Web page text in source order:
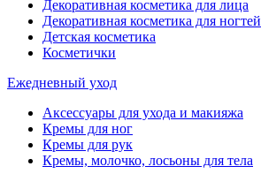
Декоративная косметика для лица
Декоративная косметика для ногтей
Детская косметика
Косметички
Ежедневный уход
Аксессуары для ухода и макияжа
Кремы для ног
Кремы для рук
Кремы, молочко, лосьоны для тела